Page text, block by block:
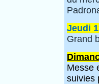
Jeudi
Grand
Messe
suivies